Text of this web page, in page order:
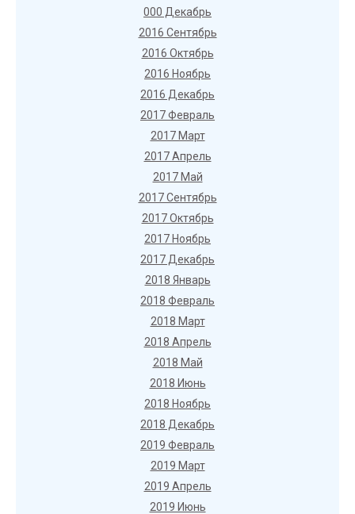
000 Декабрь
2016 Сентябрь
2016 Октябрь
2016 Ноябрь
2016 Декабрь
2017 Февраль
2017 Март
2017 Апрель
2017 Май
2017 Сентябрь
2017 Октябрь
2017 Ноябрь
2017 Декабрь
2018 Январь
2018 Февраль
2018 Март
2018 Апрель
2018 Май
2018 Июнь
2018 Ноябрь
2018 Декабрь
2019 Февраль
2019 Март
2019 Апрель
2019 Июнь